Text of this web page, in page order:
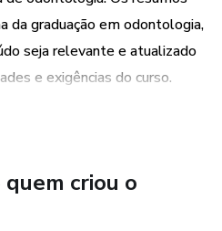
da graduação em odontologia,
seja relevante e atualizado
e exigências do curso.
e desafios que os
criou o